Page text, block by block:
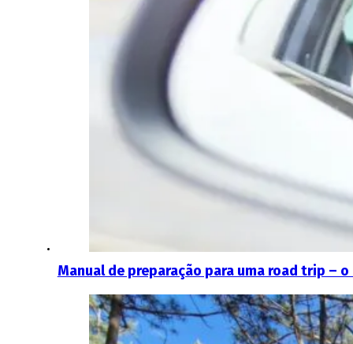
Manual de preparação para uma road trip –